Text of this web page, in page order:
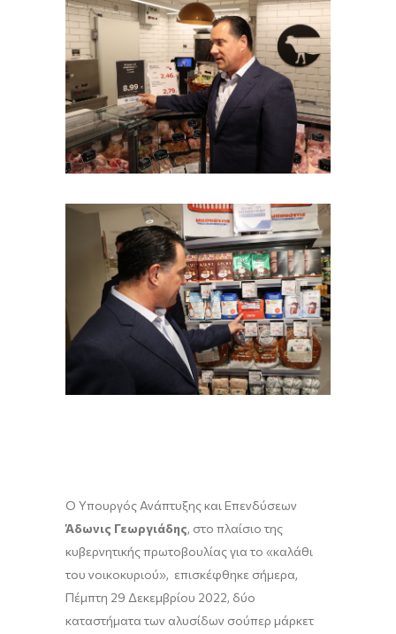
Ο Υπουργός Ανάπτυξης και Επενδύσεων
Άδωνις Γεωργιάδης, στο πλαίσιο της
κυβερνητικής πρωτοβουλίας για το «καλάθι
του νοικοκυριού», επισκέφθηκε σήμερα,
Πέμπτη 29 Δεκεμβρίου 2022, δύο
καταστήματα των αλυσίδων σούπερ μάρκετ